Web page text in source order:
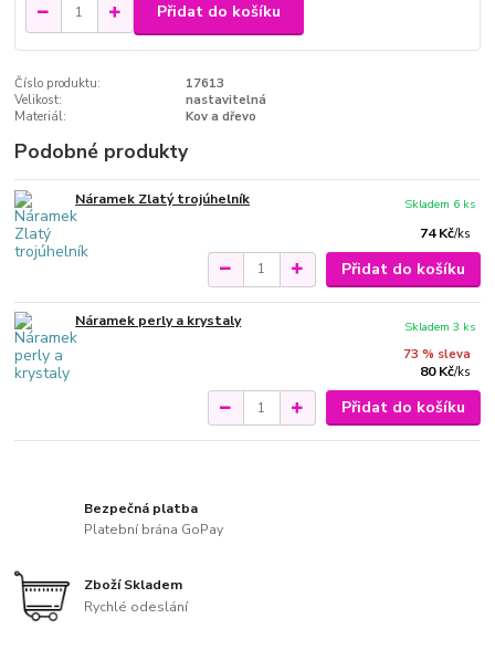
Přidat do košíku
Číslo produktu:
17613
Velikost:
nastavitelná
Materiál:
Kov a dřevo
Podobné produkty
Náramek Zlatý trojúhelník
74 Kč/ks
Skladem 6 ks
Přidat do košíku
Náramek perly a krystaly
73 % sleva
80 Kč/ks
Skladem 3 ks
Přidat do košíku
Bezpečná platba
Platební brána GoPay
Zboží Skladem
Rychlé odeslání